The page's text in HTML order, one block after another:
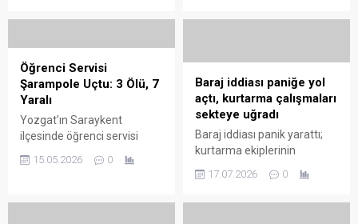
bugün yeniden hakim
dinlenmesinin ardından ...
süreyle trafikten men edildi.
Olayı duyup gelen
sürücünün babası, çekiciye
alınmak istenen aracın
kaputuna oturarak direndi.
Olay ...
Öğrenci Servisi
Şarampole Uçtu: 3 Ölü, 7
Yaralı
Yozgat’ın Saraykent
ilçesinde öğrenci servisi
kişi hayatını kaybetti, 7
bilgilere göre kaza,
15.05.2026 0
Baraj iddiası paniğe yol
açtı, kurtarma çalışmaları
sekteye uğradı
Baraj iddiası panik yarattı;
kurtarma ekiplerinin
güvenliği ve tahliyeler
17.07.2026 0